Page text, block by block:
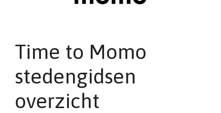
Time to Momo
stedengidsen
overzicht